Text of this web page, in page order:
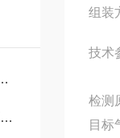
组装
技术
检测
目标